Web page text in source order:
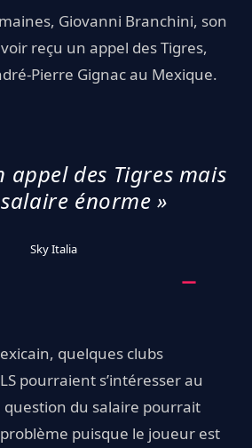
Giovanni Branchini, son
reçu un appel des Tigres,
Pierre Gignac au Mexique.
appel des Tigres mais
énorme »
Sky Italia
quelques clubs
pourraient s’intéresser au
question du salaire pourrait
puisque le joueur est